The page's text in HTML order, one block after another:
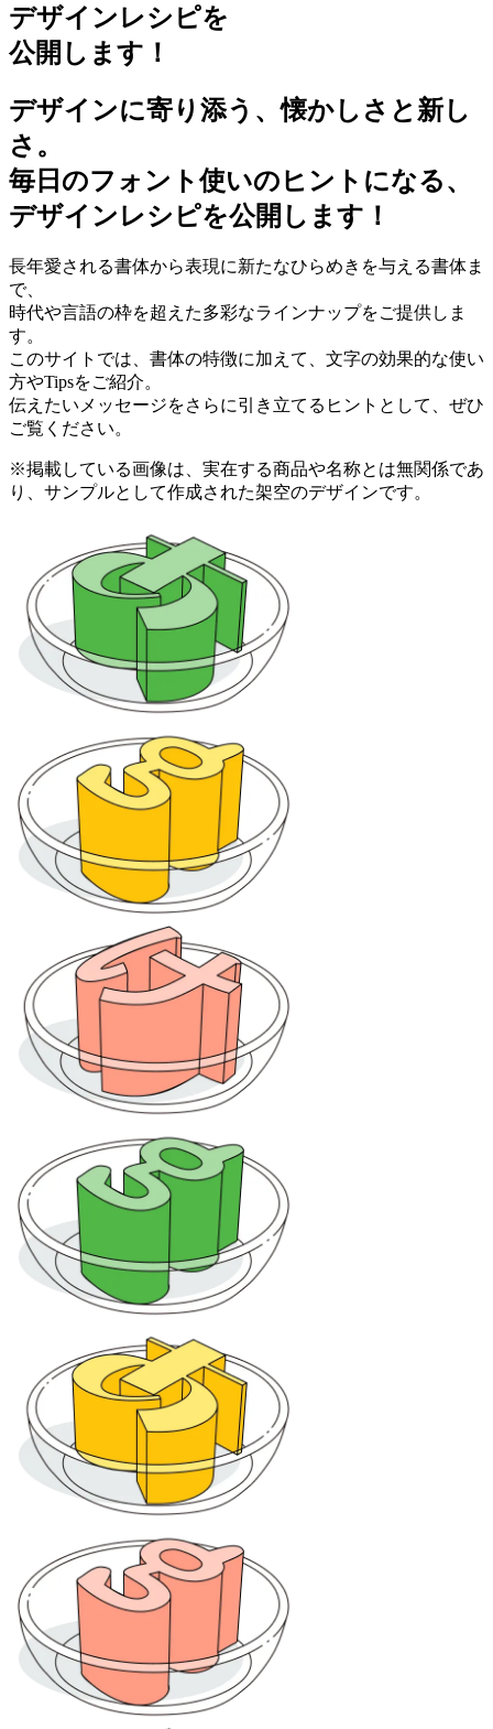
デザインレシピを
公開します！
デザインに寄り添う、懐かしさと新し
さ。
毎日のフォント使いのヒントになる、
デザインレシピを公開します！
長年愛される書体から表現に新たなひらめきを与える書体ま
で、
時代や言語の枠を超えた多彩なラインナップをご提供しま
す。
このサイトでは、書体の特徴に加えて、文字の効果的な使い
方やTipsをご紹介。
伝えたいメッセージをさらに引き立てるヒントとして、ぜひ
ご覧ください。
※掲載している画像は、実在する商品や名称とは無関係であ
り、サンプルとして作成された架空のデザインです。